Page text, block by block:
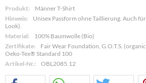
Produkt:
Männer T-Shirt
Hinweis:
Unisex Passform ohne Taillierung. Auch
Look).
Material:
100% Baumwolle (Bio)
Zertifikate:
Fair Wear Foundation, G.O.T.S.
Oeko-Tex® Standard 100
Artikel-Nr.:
OBL2085.12